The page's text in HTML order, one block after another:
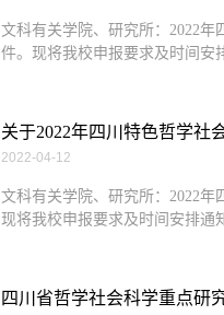
文科有关学院、研究所：2022
件。现将我校申报要求及时间安
关于2022年四川特色哲学社
2022-04-12
文科有关学院、研究所：2022年
现将我校申报要求及时间安排通
四川省哲学社会科学重点研